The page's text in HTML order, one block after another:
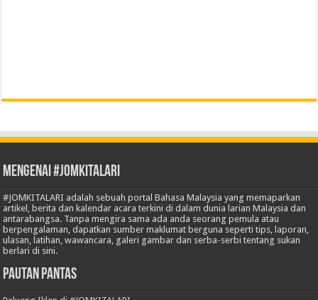
Mengenai #JOMKITALARI
#JOMKITALARI adalah sebuah portal Bahasa Malaysia yang memaparkan
artikel, berita dan kalendar acara terkini di dalam dunia larian Malaysia dan
antarabangsa. Tanpa mengira sama ada anda seorang pemula atau
berpengalaman, dapatkan sumber maklumat berguna seperti tips, laporan,
ulasan, latihan, wawancara, galeri gambar dan serba-serbi tentang sukan
berlari di sini.
Pautan Pantas